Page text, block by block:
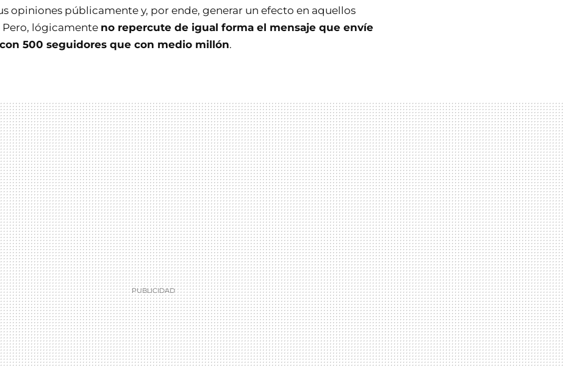
opiniones públicamente y, por ende, generar un efecto en aquellos
Pero, lógicamente no repercute de igual forma el mensaje que envíe
500 seguidores que con medio millón.